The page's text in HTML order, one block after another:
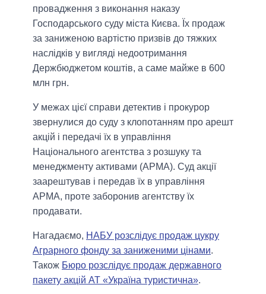
провадження з виконання наказу
Господарського суду міста Києва. Їх продаж
за заниженою вартістю призвів до тяжких
наслідків у вигляді недоотримання
Держбюджетом коштів, а саме майже в 600
млн грн.
У межах цієї справи детектив і прокурор
звернулися до суду з клопотанням про арешт
акцій і передачі їх в управління
Національного агентства з розшуку та
менеджменту активами (АРМА). Суд акції
заарештував і передав їх в управління
АРМА, проте заборонив агентству їх
продавати.
Нагадаємо, НАБУ розслідує продаж цукру
Аграрного фонду за заниженими цінами.
Також Бюро розслідує продаж державного
пакету акцій АТ «Україна туристична».